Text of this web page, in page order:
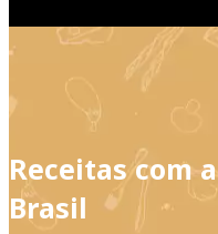
Receitas com
Brasil